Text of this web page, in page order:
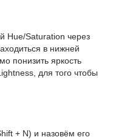
Hue/Saturation через
в нижней
понизить яркость
для того чтобы
+ N) и назовём его